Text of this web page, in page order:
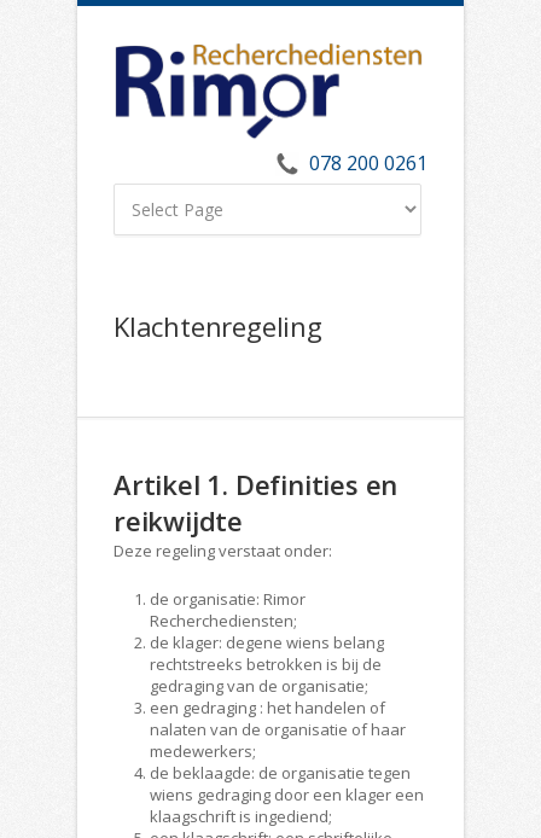
078 200 0261
Klachtenregeling
Artikel 1. Definities en
reikwijdte
Deze regeling verstaat onder:
de organisatie: Rimor
Recherchediensten;
de klager: degene wiens belang
rechtstreeks betrokken is bij de
gedraging van de organisatie;
een gedraging : het handelen of
nalaten van de organisatie of haar
medewerkers;
de beklaagde: de organisatie tegen
wiens gedraging door een klager een
klaagschrift is ingediend;